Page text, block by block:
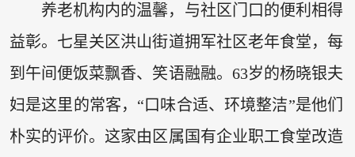
养老机构内的温馨，与社区门口的便利相得
益彰。七星关区洪山街道拥军社区老年食堂，每
到午间便饭菜飘香、笑语融融。63岁的杨晓银夫
妇是这里的常客，“口味合适、环境整洁”是他们
朴实的评价。这家由区属国有企业职工食堂改造